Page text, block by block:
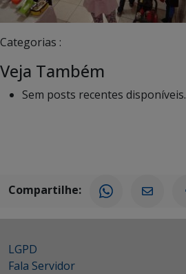
Categorias :
Veja Também
Sem posts recentes disponíveis.
Compartilhe:
LGPD
Fala Servidor